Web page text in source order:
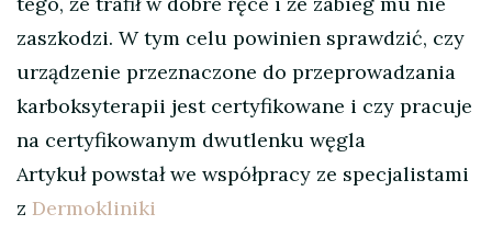
zaszkodzi. W tym celu powinien sprawdzić, czy
urządzenie przeznaczone do przeprowadzania
karboksyterapii jest certyfikowane i czy pracuje
na certyfikowanym dwutlenku węgla
Artykuł powstał we współpracy ze specjalistami
z Dermokliniki